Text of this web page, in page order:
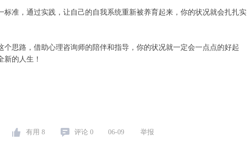
标准，通过实践，让自己的自我系统重新被养育起来，你的状况就会扎扎实
个思路，借助心理咨询师的陪伴和指导，你的状况就一定会一点点的好起
新的人生！
有用 8 评论 0 06-09 举报